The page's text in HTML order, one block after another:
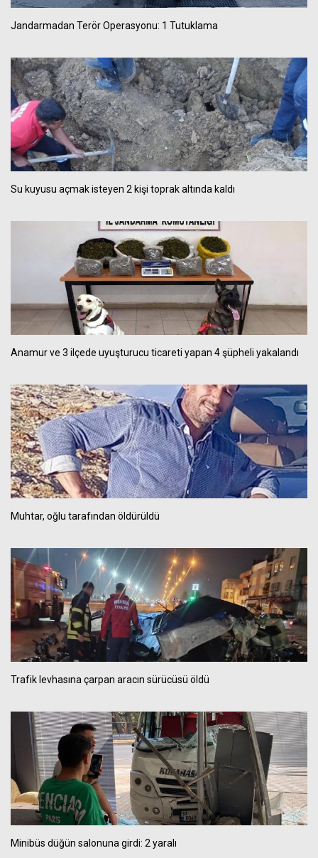
Jandarmadan Terör Operasyonu: 1 Tutuklama
Su kuyusu açmak isteyen 2 kişi toprak altında kaldı
Anamur ve 3 ilçede uyuşturucu ticareti yapan 4 şüpheli yakalandı
Muhtar, oğlu tarafından öldürüldü
Trafik levhasına çarpan aracın sürücüsü öldü
Minibüs düğün salonuna girdi: 2 yaralı